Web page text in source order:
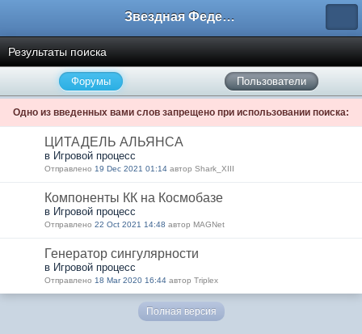
Звездная Федерация
Результаты поиска
Форумы Пользователи
Одно из введенных вами слов запрещено при использовании поиска:
ЦИТАДЕЛЬ АЛЬЯНСА
в Игровой процесс
Отправлено 19 Dec 2021 01:14 автор Shark_XIII
Компоненты КК на Космобазе
в Игровой процесс
Отправлено 22 Oct 2021 14:48 автор MAGNet
Генератор сингулярности
в Игровой процесс
Отправлено 18 Mar 2020 16:44 автор Triplex
Полная версия